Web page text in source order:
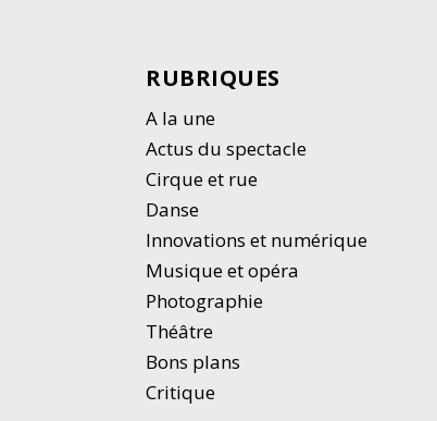
RUBRIQUES
A la une
Actus du spectacle
Cirque et rue
Danse
Innovations et numérique
Musique et opéra
Photographie
Théâtre
Bons plans
Critique